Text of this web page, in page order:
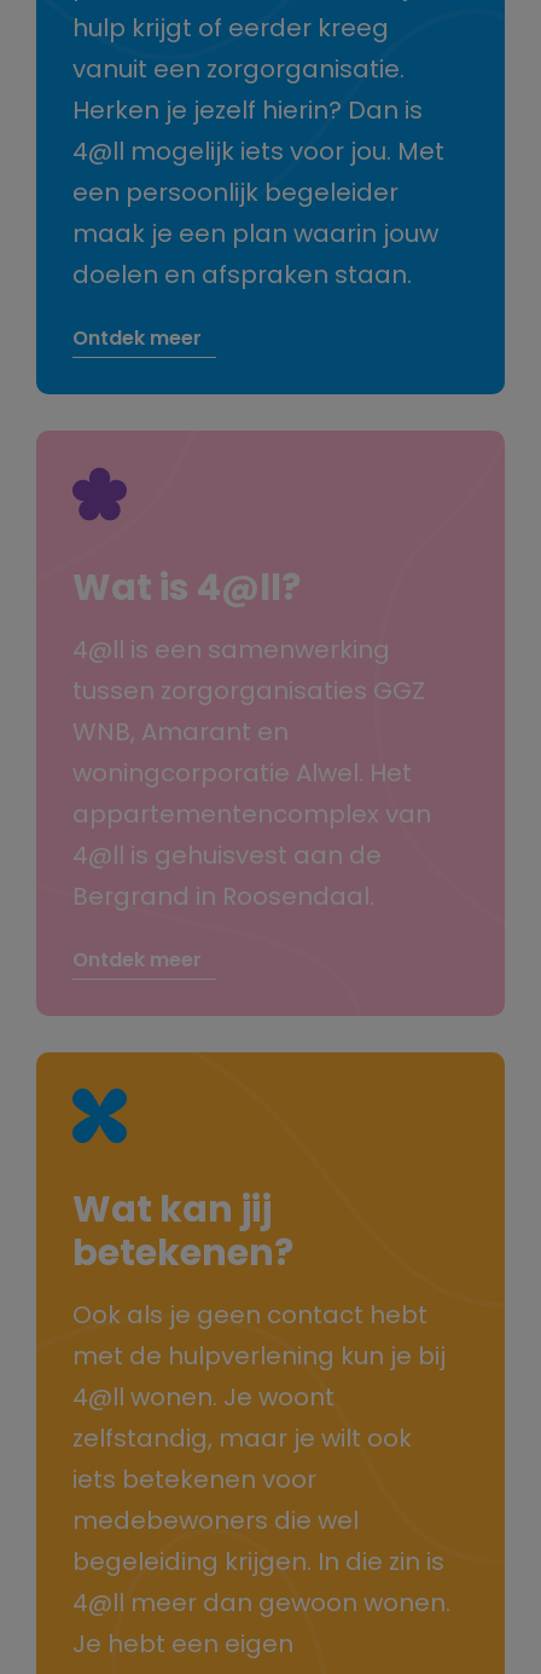
hulp krijgt of eerder kreeg
vanuit een zorgorganisatie.
Herken je jezelf hierin? Dan is
4@ll mogelijk iets voor jou. Met
een persoonlijk begeleider
maak je een plan waarin jouw
doelen en afspraken staan.
Ontdek meer
Wat is 4@ll?
4@ll is een samenwerking
tussen zorgorganisaties GGZ
WNB, Amarant en
woningcorporatie Alwel. Het
appartementencomplex van
4@ll is gehuisvest aan de
Bergrand in Roosendaal.
Ontdek meer
Wat kan jij
betekenen?
Ook als je geen contact hebt
met de hulpverlening kun je bij
4@ll wonen. Je woont
zelfstandig, maar je wilt ook
iets betekenen voor
medebewoners die wel
begeleiding krijgen. In die zin is
4@ll meer dan gewoon wonen.
Je hebt een eigen